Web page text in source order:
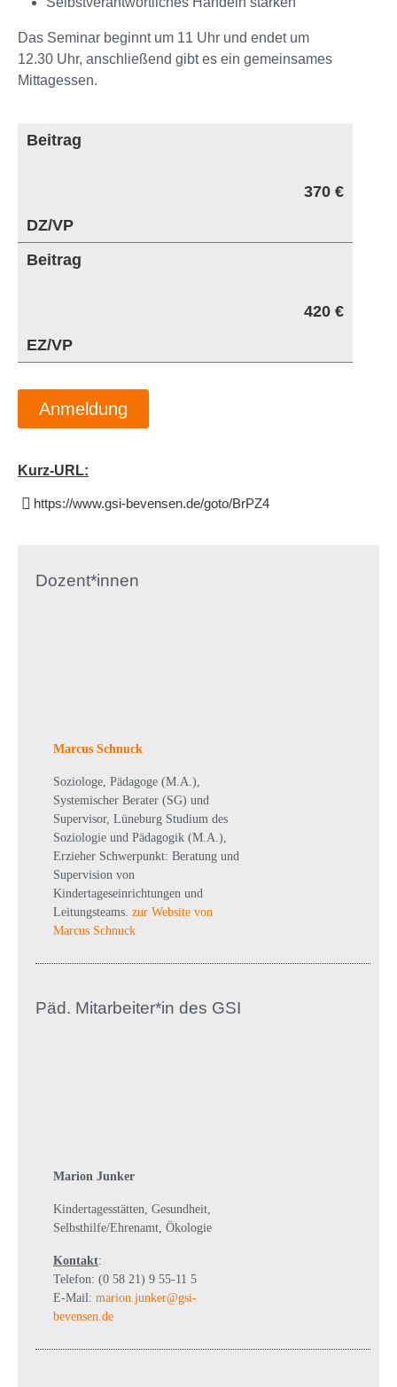
Das Seminar beginnt um 11 Uhr und endet um
12.30 Uhr, anschließend gibt es ein gemeinsames
Mittagessen.
Beitrag
370 €
DZ/VP
Beitrag
420 €
EZ/VP
Anmeldung
Kurz-URL:
https://www.gsi-bevensen.de/goto/BrPZ4
Dozent*innen
Marcus Schnuck
Soziologe, Pädagoge (M.A.),
Systemischer Berater (SG) und
Supervisor, Lüneburg Studium des
Soziologie und Pädagogik (M.A.),
Erzieher Schwerpunkt: Beratung und
Supervision von
Kindertageseinrichtungen und
Leitungsteams. zur Website von
Marcus Schnuck
Päd. Mitarbeiter*in des GSI
Marion Junker
Kindertagesstätten, Gesundheit,
Selbsthilfe/Ehrenamt, Ökologie
Kontakt:
Telefon: (0 58 21) 9 55-11 5
E-Mail: marion.junker@gsi-
bevensen.de